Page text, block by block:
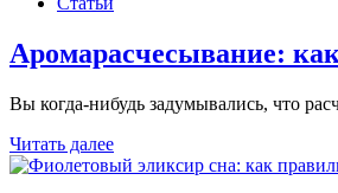
дезодорант
с
Аромарасчесывание:
Вы когда-нибудь задумывались, что
Читать далееАромарасчесывание:
как